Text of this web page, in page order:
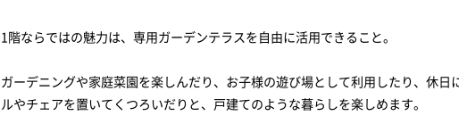
1階ならではの魅力は、専用ガーデンテラスを自由に活用できること。
ガーデニングや家庭菜園を楽しんだり、お子様の遊び場として利用したり、休日
ルやチェアを置いてくつろいだりと、戸建てのような暮らしを楽しめます。